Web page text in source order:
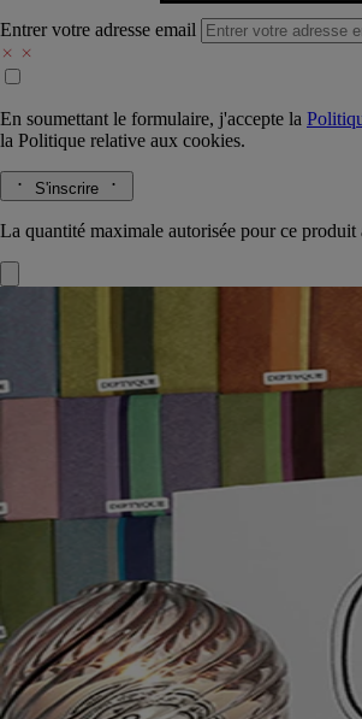
Entrer votre adresse email
En soumettant le formulaire, j'accepte la
la Politique relative aux cookies.
S'inscrire
La quantité maximale autorisée pour ce produit